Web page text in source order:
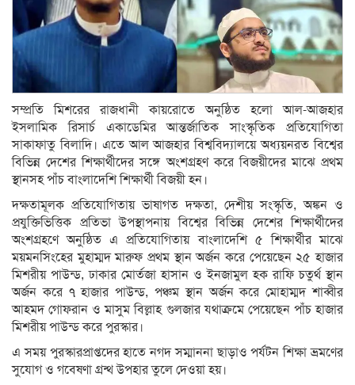
সম্প্রতি মিশরের রাজধানী কায়রোতে অনুষ্ঠিত হলো আল-আজহার
ইসলামিক রিসার্চ একাডেমির আন্তর্জাতিক সাংস্কৃতিক প্রতিযোগিতা
সাকাফাতু বিলাদি। এতে আল আজহার বিশ্ববিদ্যালয়ে অধ্যয়নরত বিশ্বের
বিভিন্ন দেশের শিক্ষার্থীদের সঙ্গে অংশগ্রহণ করে বিজয়ীদের মাঝে প্রথম
স্থানসহ পাঁচ বাংলাদেশি শিক্ষার্থী বিজয়ী হন।
দক্ষতামূলক প্রতিযোগিতায় ভাষাগত দক্ষতা, দেশীয় সংস্কৃতি, অঙ্কন ও
প্রযুক্তিভিত্তিক প্রতিভা উপস্থাপনায় বিশ্বের বিভিন্ন দেশের শিক্ষার্থীদের
অংশগ্রহণে অনুষ্ঠিত এ প্রতিযোগিতায় বাংলাদেশি ৫ শিক্ষার্থীর মাঝে
ময়মনসিংহের মুহাম্মদ মারুফ প্রথম স্থান অর্জন করে পেয়েছেন ২৫ হাজার
মিশরীয় পাউন্ড, ঢাকার মোর্তজা হাসান ও ইনজামুল হক রাফি চতুর্থ স্থান
অর্জন করে ৭ হাজার পাউন্ড, পঞ্চম স্থান অর্জন করে মোহাম্মদ শাব্বীর
আহমদ গোফরান ও মাসুম বিল্লাহ গুলজার যথাক্রমে পেয়েছেন পাঁচ হাজার
মিশরীয় পাউন্ড করে পুরস্কার।
এ সময় পুরস্কারপ্রাপ্তদের হাতে নগদ সম্মাননা ছাড়াও পর্যটন শিক্ষা ভ্রমণের
সুযোগ ও গবেষণা গ্রন্থ উপহার তুলে দেওয়া হয়।